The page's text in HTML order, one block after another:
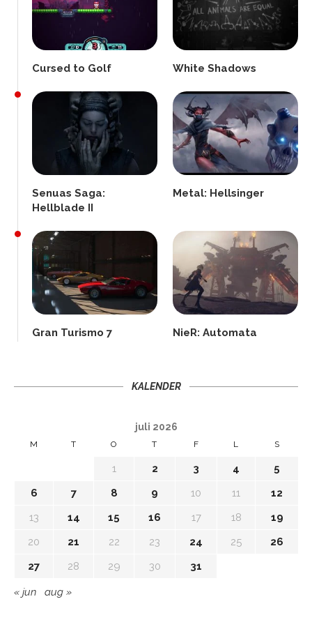
Cursed to Golf White Shadows
Senuas Saga:
Hellblade II
Metal: Hellsinger
Gran Turismo 7 NieR: Automata
KALENDER
juli 2026
M T O T F L S
1 2 3 4
5
6
7 8 9 10 11
12
13
14 15 16 17 18
19
20
21 22 23 24 25
26
27
28 29 30 31
« jun aug »